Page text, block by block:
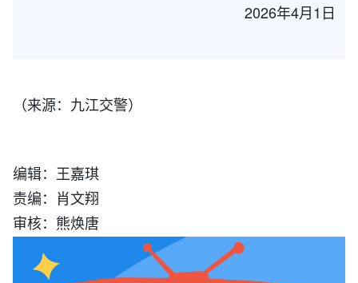
2026年4月1日
（来源：九江交警）
编辑：王嘉琪
责编：肖文翔
审核：熊焕唐